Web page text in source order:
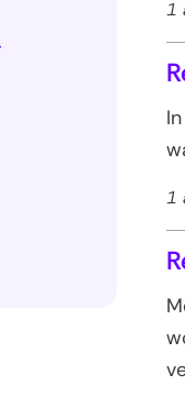
1
1